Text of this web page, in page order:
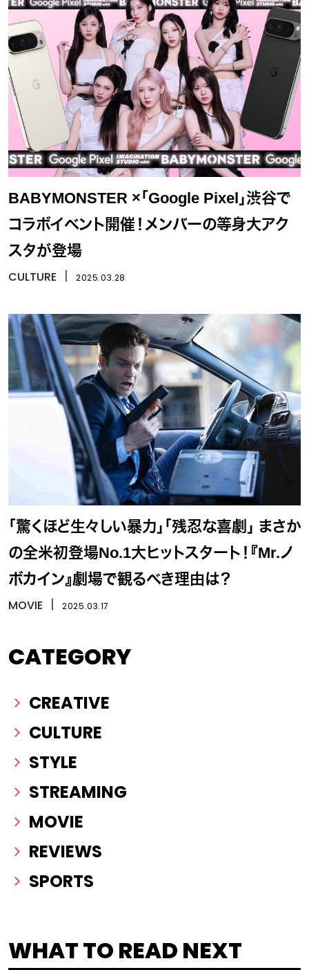
BABYMONSTER ×「Google Pixel」渋谷で
コラボイベント開催！メンバーの等身大アク
スタが登場
CULTURE 2025.03.28
「驚くほど生々しい暴力」「残忍な喜劇」 まさか
の全米初登場No.1大ヒットスタート！『Mr.ノ
ボカイン』劇場で観るべき理由は？
MOVIE 2025.03.17
CATEGORY
CREATIVE
CULTURE
STYLE
STREAMING
MOVIE
REVIEWS
SPORTS
WHAT TO READ NEXT